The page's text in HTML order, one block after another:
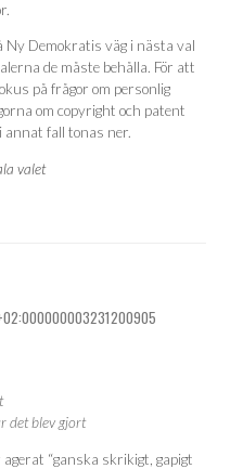
Ny Demokratis väg i nästa val
de måste behålla. För att
på frågor om personlig
om copyright och patent
annat fall tonas ner.
valet
det blev gjort
“ganska skrikigt, gapigt